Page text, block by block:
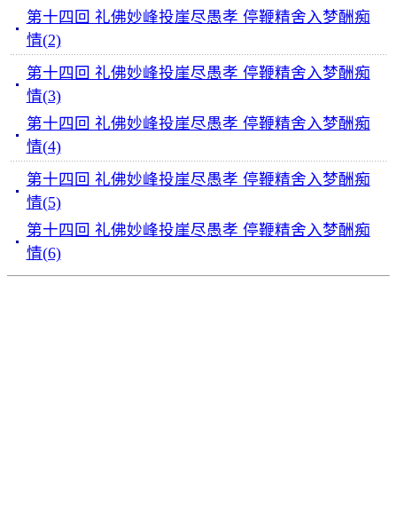
第十四回 礼佛妙峰投崖尽愚孝 停鞭精舍入梦酬痴
情(2)
第十四回 礼佛妙峰投崖尽愚孝 停鞭精舍入梦酬痴
情(3)
第十四回 礼佛妙峰投崖尽愚孝 停鞭精舍入梦酬痴
情(4)
第十四回 礼佛妙峰投崖尽愚孝 停鞭精舍入梦酬痴
情(5)
第十四回 礼佛妙峰投崖尽愚孝 停鞭精舍入梦酬痴
情(6)